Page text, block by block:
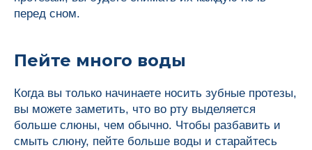
перед сном.
Пейте много воды
Когда вы только начинаете носить зубные протезы,
вы можете заметить, что во рту выделяется
больше слюны, чем обычно. Чтобы разбавить и
смыть слюну, пейте больше воды и старайтесь